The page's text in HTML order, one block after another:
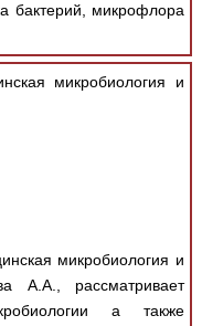
бактерий, микрофлора
микробиология и
микробиология и
А.А., рассматривает
а также